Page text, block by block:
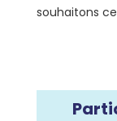
souhaitons